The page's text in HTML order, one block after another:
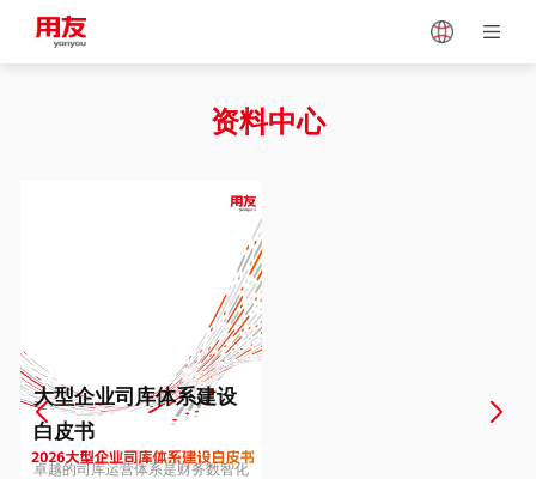
Vietnam
Europe
Hungary
资料中心
大型企业司库体系建设
白皮书
卓越的司库运营体系是财务数智化